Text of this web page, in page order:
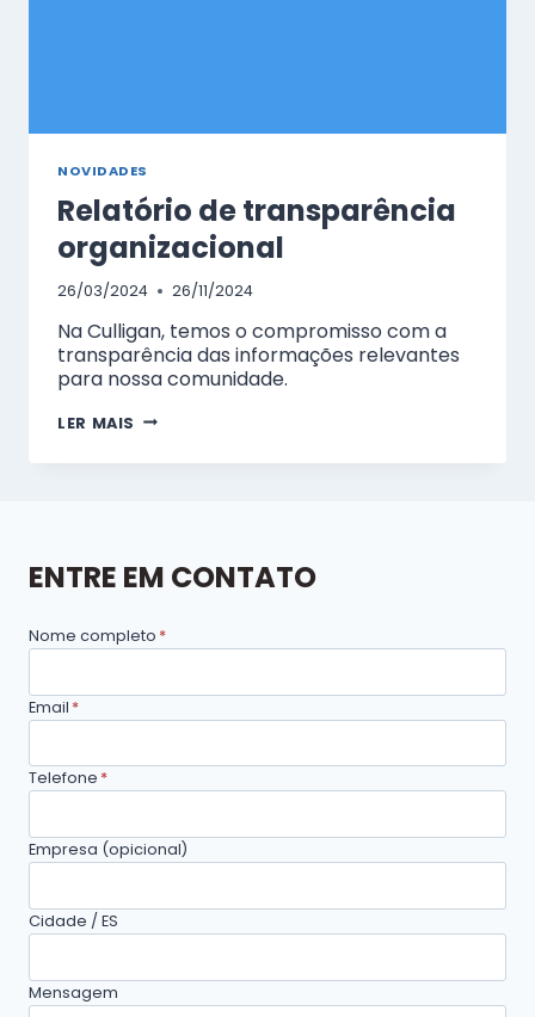
NOVIDADES
Relatório de transparência
organizacional
26/03/2024 26/11/2024
Na Culligan, temos o compromisso com a
transparência das informações relevantes
para nossa comunidade.
LER MAIS RELATÓRIO
ENTRE EM CONTATO
Nome completo *
Email *
Telefone *
Empresa (opicional)
Cidade / ES
Mensagem